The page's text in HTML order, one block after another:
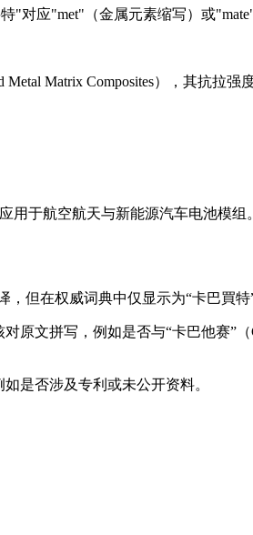
"对应"met"（金属元素缩写）或
Matrix Composites），其抗拉强
用于航空航天与新能源汽车电池模组
但在权威词典中仅显示为“卡巴買
文拼写，例如是否与“卡巴他赛”（
是否涉及专利或未公开资料。